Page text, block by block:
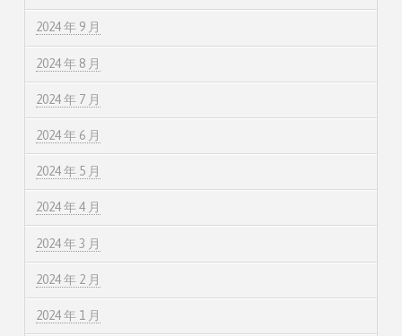
2024 年 9 月
2024 年 8 月
2024 年 7 月
2024 年 6 月
2024 年 5 月
2024 年 4 月
2024 年 3 月
2024 年 2 月
2024 年 1 月